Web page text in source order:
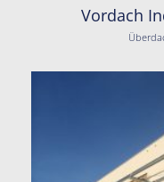
Vordach